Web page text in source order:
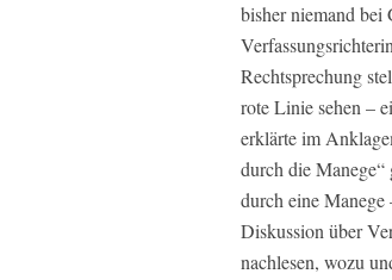
bisher niemand bei
Rechtsprechung
rote Linie sehen –
erklärte im
durch die
durch eine Manege
Diskussion über
nachlesen, wozu